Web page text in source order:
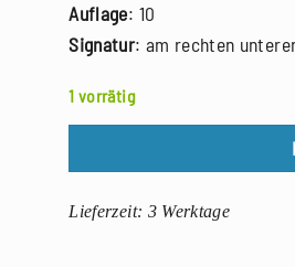
Auflage: 10
Signatur: am rechten
1 vorrätig
Lieferzeit: 3 Werktage